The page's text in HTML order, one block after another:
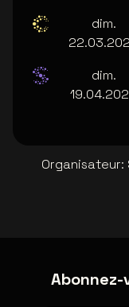
dim.
dim.
Organisateur: